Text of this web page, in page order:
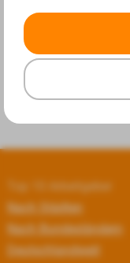
Top 10 Arbeitgeber
Nach Städten
Nach Bundesländern
Deutschlandweit